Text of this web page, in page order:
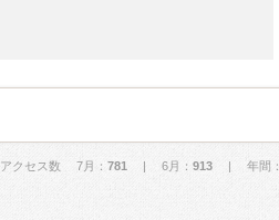
アクセス数 7月： 781 | 6月： 913 | 年間：